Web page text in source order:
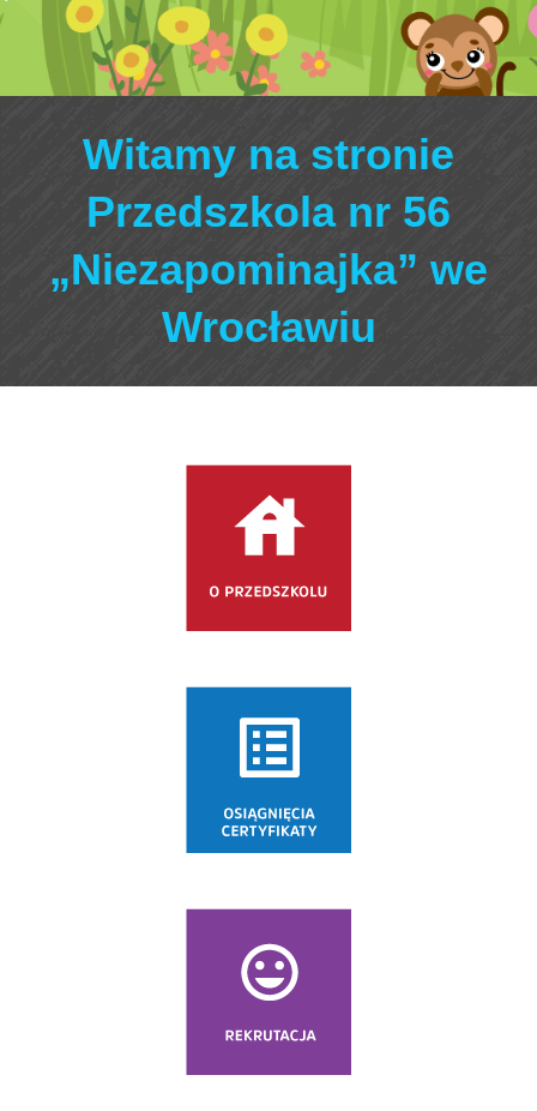
Witamy na stronie
Przedszkola nr 56
„Niezapominajka” we
Wrocławiu